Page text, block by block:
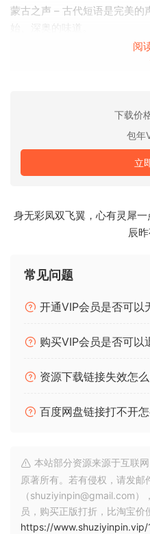
蒙古之声 – 古代短语是完美的
始、深奥的味道。
阿希特·内尔吉、额尔登采切格
名歌手 D. 孙杜伊和 D. 甘博勒
额尔登采切格·肯梅德赫演唱
的音域非常宽广，受到世界各
蒙古长歌大师蒙克巴特·乌勒
蒙古声音 — 古代短语与我们
与西方音乐理论不太相符，尤
用。
界面可以让你选择短语，而
用增加的延迟来产生意想不到
呼麦，因营造出神秘的氛围
虚幻的地方和遥远的世界。
U87 和 KM184 麦克风的位
我们可以捕捉这些歌手音色的
比的专业混音。蒙古声音 – 古
阅
下载价
包年
立
身无彩凤双飞翼，心有灵犀
辰昨
常见问题
开通VIP会员是否可以
购买VIP会员是否可以
资源下载链接失效怎么
百度网盘链接打不开
本站部分资源来源于互联
原著所有。若有侵权，请发邮
（shuziyinpin@gmail.com）
员，购买正版打折，比淘宝价
https://www.shuziyinpin.vip/